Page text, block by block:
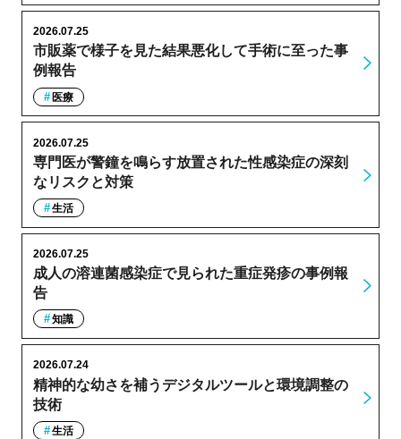
市販薬で様子を見た結果悪化して手術に至った事
例報告
2026.07.25
医療
専門医が警鐘を鳴らす放置された性感染症の深刻
なリスクと対策
2026.07.25
生活
成人の溶連菌感染症で見られた重症発疹の事例報
告
2026.07.25
知識
精神的な幼さを補うデジタルツールと環境調整の
技術
2026.07.24
生活